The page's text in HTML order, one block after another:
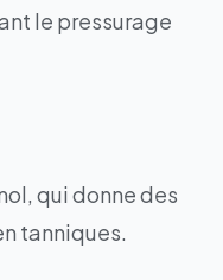
le pressurage
qui donne des
tanniques.